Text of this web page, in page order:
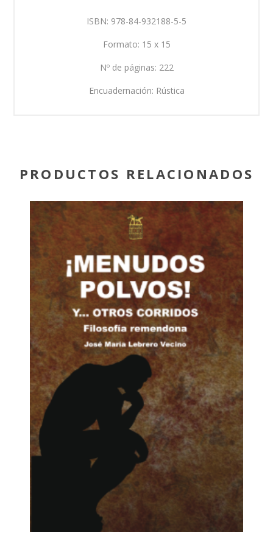
ISBN: 978-84-932188-5-5
Formato: 15 x 15
Nº de páginas: 222
Encuadernación: Rústica
PRODUCTOS RELACIONADOS